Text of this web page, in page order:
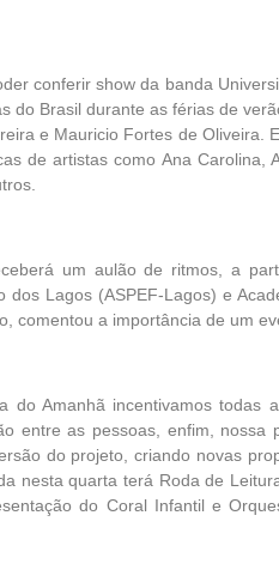
conferir show da banda
do Brasil durante as férias de
e Mauricio Fortes de Oliveira.
de artistas como Ana Carolina,
um aulão de ritmos, a
Lagos (ASPEF-Lagos) e
comentou a importância de um
do Amanhã incentivamos todas
entre as pessoas, enfim, nossa
do projeto, criando novas
nesta quarta terá Roda de
do Coral Infantil e